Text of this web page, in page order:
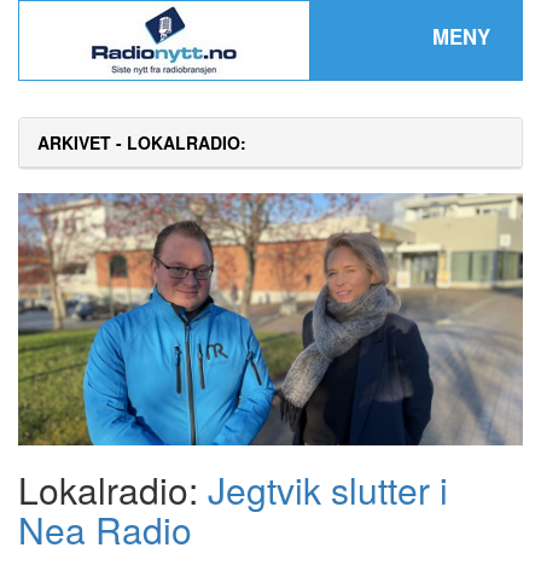
MENY
ARKIVET - LOKALRADIO:
Lokalradio: Jegtvik slutter i
Nea Radio